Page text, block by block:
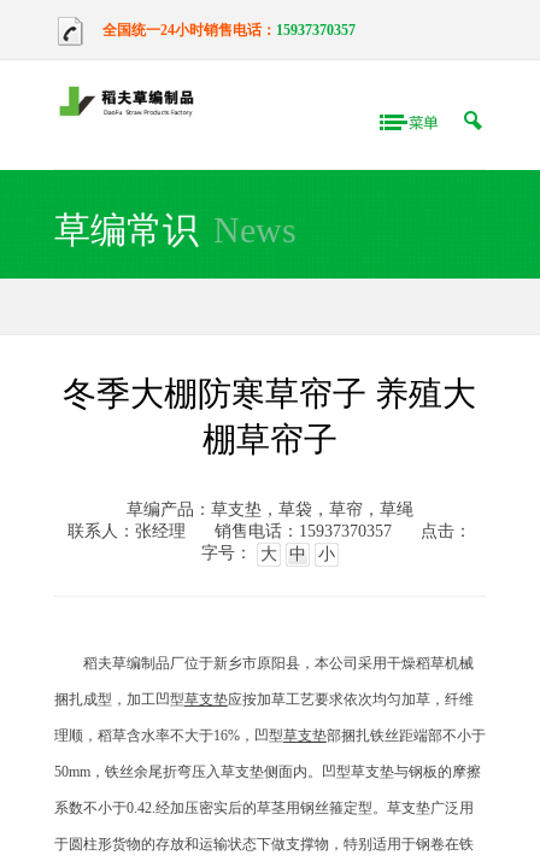
全国统一24小时销售电话： 15937370357
草编常识 News
冬季大棚防寒草帘子 养殖大
棚草帘子
草编产品：草支垫，草袋，草帘，草绳
联系人：张经理
销售电话：15937370357
点击：
字号：
大 中 小
稻夫草编制品厂位于新乡市原阳县，本公司采用干燥稻草机械
捆扎成型，加工凹型草支垫应按加草工艺要求依次均匀加草，纤维
理顺，稻草含水率不大于16%，凹型草支垫部捆扎铁丝距端部不小于
50mm，铁丝余尾折弯压入草支垫侧面内。凹型草支垫与钢板的摩擦
系数不小于0.42.经加压密实后的草茎用钢丝箍定型。草支垫广泛用
于圆柱形货物的存放和运输状态下做支撑物，特别适用于钢卷在铁